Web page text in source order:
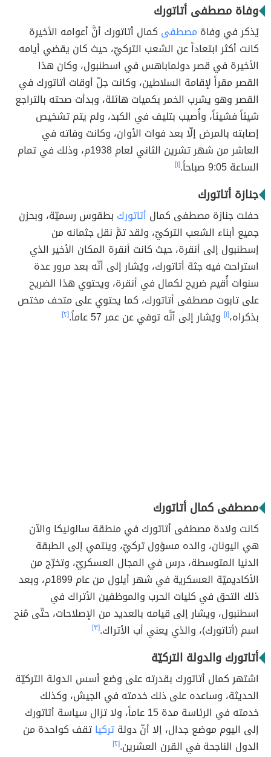
وفاة مصطفى أتاتورك
يُذكر في وفاة مصطفى كمال أتاتورك أنَّ أعوامه الأخيرة
كانت أكثر ابتعاداً عن الشعب التركيّ، حيث كان يقضي أيامه
الأخيرة في قصر دولماباهس في اسطنبول، وكان هذا
القصر مقراً لإقامة السلاطين، وكانت جلّ أوقات أتاتورك في
القصر وهو يشرب الخمر بكميات هائلة، وبدأت صحته بالتراجع
شيئاً فشيئاً، وأُصيب بتليف في الكبد، ولم يتم تشخيص
إصابته بالمرض إلّا بعد فوات الأوان، وكانت وفاته في
العاشر من شهر تشرين الثاني لعام 1938م، وذلك في تمام
الساعة 9:05 صباحاً.
[١]
جنازة أتاتورك
حفلت جنازة مصطفى كمال أتاتورك بطقوس رسميّة، وبحزن
جميع أبناء الشعب التركيّ، ولقد تمَّ نقل جثمانه من
إسطنبول إلى أنقرة، حيث كانت أنقرة المكان الأخير الذي
استراحت فيه جثة أتاتورك، ويُشار إلى أنّه بعد مرور عدة
سنوات أُقيم ضريح لكمال في أنقرة، ويحتوي هذا الضريح
على تابوت مصطفى أتاتورك، كما يحتوي على متحف مختص
بذكراه،[١] ويُشار إلى أنَّه توفي عن عمر 57 عاماً. [٢]
مصطفى كمال أتاتورك
كانت ولادة مصطفى أتاتورك في منطقة سالونيكا والآن
هي اليونان، والده مسؤول تركيّ، وينتمي إلى الطبقة
الدنيا المتوسطة، درس في المجال العسكريّ، وتخرّج من
الأكاديميّة العسكرية في شهر أيلول من عام 1899م، وبعد
ذلك التحق في كليات الحرب والموظفين الأتراك في
اسطنبول، ويشار إلى قيامه بالعديد من الإصلاحات، حتّى مُنح
اسم (أتاتورك)، والذي يعني أب الأتراك.[٣]
أتاتورك والدولة التركيّة
اشتهر كمال أتاتورك بقدرته على وضع أسس الدولة التركيّة
الحديثة، وساعده على ذلك خدمته في الجيش، وكذلك
خدمته في الرئاسة مدة 15 عاماً، ولا تزال سياسة أتاتورك
إلى اليوم موضع جدال، إلا أنّ دولةتركياتقف كواحدة من
الدول الناجحة في القرن العشرين.[٢]